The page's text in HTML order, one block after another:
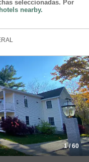
seleccionadas. Por
nearby.
1/60